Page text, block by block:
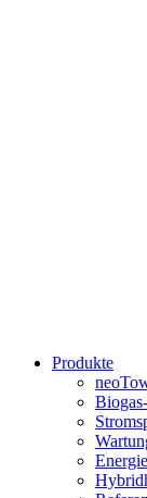
Produkte